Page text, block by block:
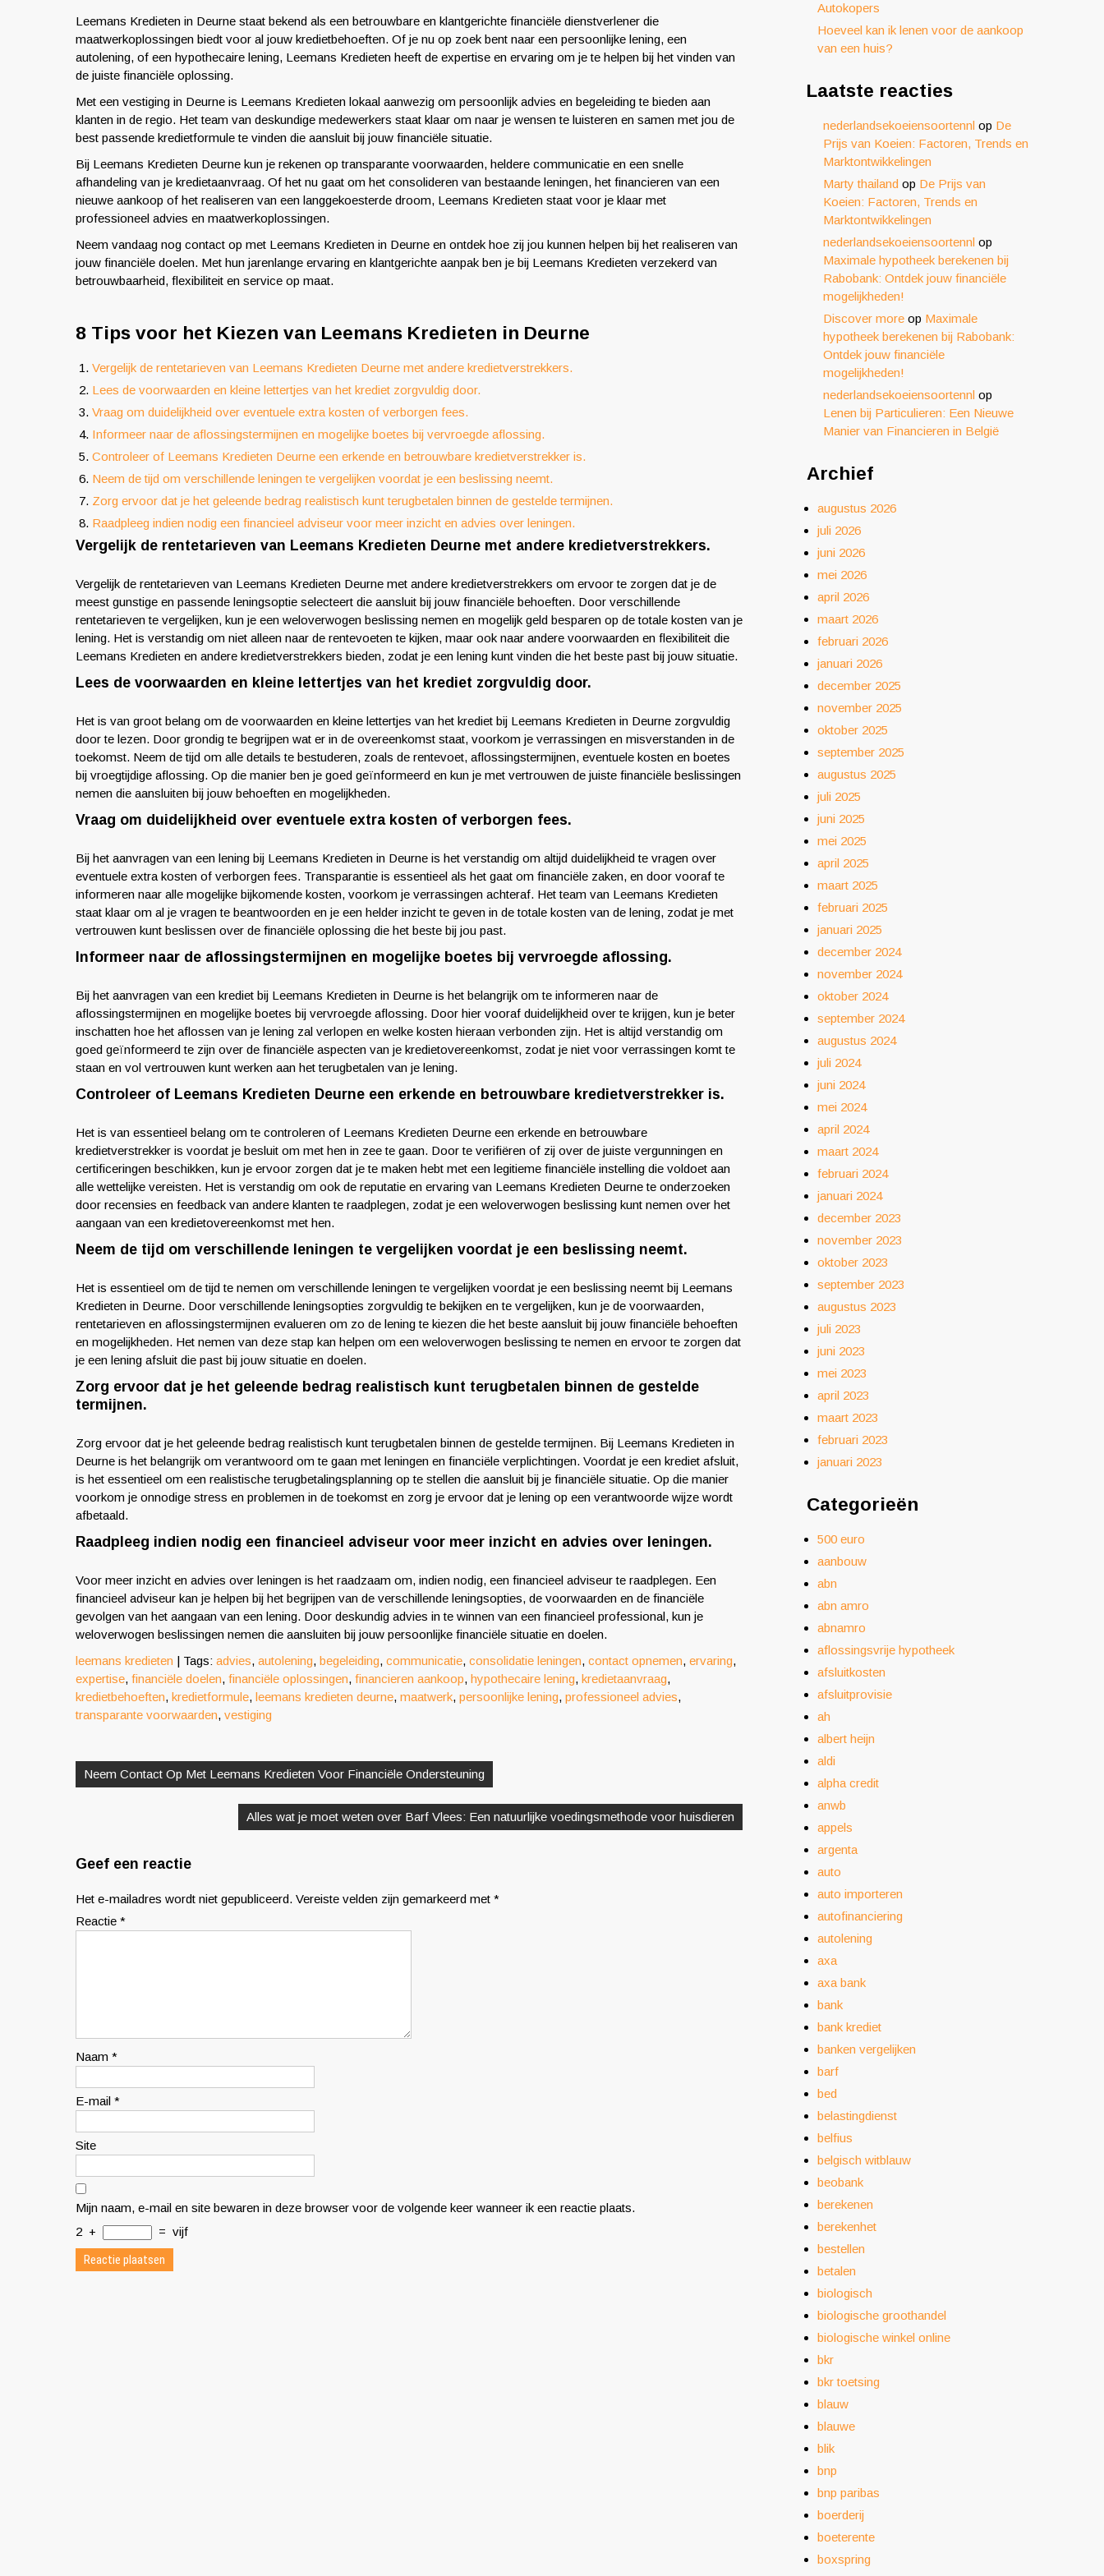
Leemans Kredieten in Deurne staat bekend als een betrouwbare en klantgerichte financiële dienstverlener die
maatwerkoplossingen biedt voor al jouw kredietbehoeften. Of je nu op zoek bent naar een persoonlijke lening, een
autolening, of een hypothecaire lening, Leemans Kredieten heeft de expertise en ervaring om je te helpen bij het vinden van
de juiste financiële oplossing.
Met een vestiging in Deurne is Leemans Kredieten lokaal aanwezig om persoonlijk advies en begeleiding te bieden aan
klanten in de regio. Het team van deskundige medewerkers staat klaar om naar je wensen te luisteren en samen met jou de
best passende kredietformule te vinden die aansluit bij jouw financiële situatie.
Bij Leemans Kredieten Deurne kun je rekenen op transparante voorwaarden, heldere communicatie en een snelle
afhandeling van je kredietaanvraag. Of het nu gaat om het consolideren van bestaande leningen, het financieren van een
nieuwe aankoop of het realiseren van een langgekoesterde droom, Leemans Kredieten staat voor je klaar met
professioneel advies en maatwerkoplossingen.
Neem vandaag nog contact op met Leemans Kredieten in Deurne en ontdek hoe zij jou kunnen helpen bij het realiseren van
jouw financiële doelen. Met hun jarenlange ervaring en klantgerichte aanpak ben je bij Leemans Kredieten verzekerd van
betrouwbaarheid, flexibiliteit en service op maat.
8 Tips voor het Kiezen van Leemans Kredieten in Deurne
Vergelijk de rentetarieven van Leemans Kredieten Deurne met andere kredietverstrekkers.
Lees de voorwaarden en kleine lettertjes van het krediet zorgvuldig door.
Vraag om duidelijkheid over eventuele extra kosten of verborgen fees.
Informeer naar de aflossingstermijnen en mogelijke boetes bij vervroegde aflossing.
Controleer of Leemans Kredieten Deurne een erkende en betrouwbare kredietverstrekker is.
Neem de tijd om verschillende leningen te vergelijken voordat je een beslissing neemt.
Zorg ervoor dat je het geleende bedrag realistisch kunt terugbetalen binnen de gestelde termijnen.
Raadpleeg indien nodig een financieel adviseur voor meer inzicht en advies over leningen.
Vergelijk de rentetarieven van Leemans Kredieten Deurne met andere kredietverstrekkers.
Vergelijk de rentetarieven van Leemans Kredieten Deurne met andere kredietverstrekkers om ervoor te zorgen dat je de
meest gunstige en passende leningsoptie selecteert die aansluit bij jouw financiële behoeften. Door verschillende
rentetarieven te vergelijken, kun je een weloverwogen beslissing nemen en mogelijk geld besparen op de totale kosten van je
lening. Het is verstandig om niet alleen naar de rentevoeten te kijken, maar ook naar andere voorwaarden en flexibiliteit die
Leemans Kredieten en andere kredietverstrekkers bieden, zodat je een lening kunt vinden die het beste past bij jouw situatie.
Lees de voorwaarden en kleine lettertjes van het krediet zorgvuldig door.
Het is van groot belang om de voorwaarden en kleine lettertjes van het krediet bij Leemans Kredieten in Deurne zorgvuldig
door te lezen. Door grondig te begrijpen wat er in de overeenkomst staat, voorkom je verrassingen en misverstanden in de
toekomst. Neem de tijd om alle details te bestuderen, zoals de rentevoet, aflossingstermijnen, eventuele kosten en boetes
bij vroegtijdige aflossing. Op die manier ben je goed geïnformeerd en kun je met vertrouwen de juiste financiële beslissingen
nemen die aansluiten bij jouw behoeften en mogelijkheden.
Vraag om duidelijkheid over eventuele extra kosten of verborgen fees.
Bij het aanvragen van een lening bij Leemans Kredieten in Deurne is het verstandig om altijd duidelijkheid te vragen over
eventuele extra kosten of verborgen fees. Transparantie is essentieel als het gaat om financiële zaken, en door vooraf te
informeren naar alle mogelijke bijkomende kosten, voorkom je verrassingen achteraf. Het team van Leemans Kredieten
staat klaar om al je vragen te beantwoorden en je een helder inzicht te geven in de totale kosten van de lening, zodat je met
vertrouwen kunt beslissen over de financiële oplossing die het beste bij jou past.
Informeer naar de aflossingstermijnen en mogelijke boetes bij vervroegde aflossing.
Bij het aanvragen van een krediet bij Leemans Kredieten in Deurne is het belangrijk om te informeren naar de
aflossingstermijnen en mogelijke boetes bij vervroegde aflossing. Door hier vooraf duidelijkheid over te krijgen, kun je beter
inschatten hoe het aflossen van je lening zal verlopen en welke kosten hieraan verbonden zijn. Het is altijd verstandig om
goed geïnformeerd te zijn over de financiële aspecten van je kredietovereenkomst, zodat je niet voor verrassingen komt te
staan en vol vertrouwen kunt werken aan het terugbetalen van je lening.
Controleer of Leemans Kredieten Deurne een erkende en betrouwbare kredietverstrekker is.
Het is van essentieel belang om te controleren of Leemans Kredieten Deurne een erkende en betrouwbare
kredietverstrekker is voordat je besluit om met hen in zee te gaan. Door te verifiëren of zij over de juiste vergunningen en
certificeringen beschikken, kun je ervoor zorgen dat je te maken hebt met een legitieme financiële instelling die voldoet aan
alle wettelijke vereisten. Het is verstandig om ook de reputatie en ervaring van Leemans Kredieten Deurne te onderzoeken
door recensies en feedback van andere klanten te raadplegen, zodat je een weloverwogen beslissing kunt nemen over het
aangaan van een kredietovereenkomst met hen.
Neem de tijd om verschillende leningen te vergelijken voordat je een beslissing neemt.
Het is essentieel om de tijd te nemen om verschillende leningen te vergelijken voordat je een beslissing neemt bij Leemans
Kredieten in Deurne. Door verschillende leningsopties zorgvuldig te bekijken en te vergelijken, kun je de voorwaarden,
rentetarieven en aflossingstermijnen evalueren om zo de lening te kiezen die het beste aansluit bij jouw financiële behoeften
en mogelijkheden. Het nemen van deze stap kan helpen om een weloverwogen beslissing te nemen en ervoor te zorgen dat
je een lening afsluit die past bij jouw situatie en doelen.
Zorg ervoor dat je het geleende bedrag realistisch kunt terugbetalen binnen de gestelde
termijnen.
Zorg ervoor dat je het geleende bedrag realistisch kunt terugbetalen binnen de gestelde termijnen. Bij Leemans Kredieten in
Deurne is het belangrijk om verantwoord om te gaan met leningen en financiële verplichtingen. Voordat je een krediet afsluit,
is het essentieel om een realistische terugbetalingsplanning op te stellen die aansluit bij je financiële situatie. Op die manier
voorkom je onnodige stress en problemen in de toekomst en zorg je ervoor dat je lening op een verantwoorde wijze wordt
afbetaald.
Raadpleeg indien nodig een financieel adviseur voor meer inzicht en advies over leningen.
Voor meer inzicht en advies over leningen is het raadzaam om, indien nodig, een financieel adviseur te raadplegen. Een
financieel adviseur kan je helpen bij het begrijpen van de verschillende leningsopties, de voorwaarden en de financiële
gevolgen van het aangaan van een lening. Door deskundig advies in te winnen van een financieel professional, kun je
weloverwogen beslissingen nemen die aansluiten bij jouw persoonlijke financiële situatie en doelen.
leemans kredieten | Tags: advies, autolening, begeleiding, communicatie, consolidatie leningen, contact opnemen, ervaring,
expertise, financiële doelen, financiële oplossingen, financieren aankoop, hypothecaire lening, kredietaanvraag,
kredietbehoeften, kredietformule, leemans kredieten deurne, maatwerk, persoonlijke lening, professioneel advies,
transparante voorwaarden, vestiging
Neem Contact Op Met Leemans Kredieten Voor Financiële Ondersteuning
Alles wat je moet weten over Barf Vlees: Een natuurlijke voedingsmethode voor huisdieren
Geef een reactie
Het e-mailadres wordt niet gepubliceerd. Vereiste velden zijn gemarkeerd met *
Reactie *
Naam *
E-mail *
Site
Mijn naam, e-mail en site bewaren in deze browser voor de volgende keer wanneer ik een reactie plaats.
2 + = vijf
Autokopers
Hoeveel kan ik lenen voor de aankoop
van een huis?
Laatste reacties
nederlandsekoeiensoortennl op De
Prijs van Koeien: Factoren, Trends en
Marktontwikkelingen
Marty thailand op De Prijs van
Koeien: Factoren, Trends en
Marktontwikkelingen
nederlandsekoeiensoortennl op
Maximale hypotheek berekenen bij
Rabobank: Ontdek jouw financiële
mogelijkheden!
Discover more op Maximale
hypotheek berekenen bij Rabobank:
Ontdek jouw financiële
mogelijkheden!
nederlandsekoeiensoortennl op
Lenen bij Particulieren: Een Nieuwe
Manier van Financieren in België
Archief
augustus 2026
juli 2026
juni 2026
mei 2026
april 2026
maart 2026
februari 2026
januari 2026
december 2025
november 2025
oktober 2025
september 2025
augustus 2025
juli 2025
juni 2025
mei 2025
april 2025
maart 2025
februari 2025
januari 2025
december 2024
november 2024
oktober 2024
september 2024
augustus 2024
juli 2024
juni 2024
mei 2024
april 2024
maart 2024
februari 2024
januari 2024
december 2023
november 2023
oktober 2023
september 2023
augustus 2023
juli 2023
juni 2023
mei 2023
april 2023
maart 2023
februari 2023
januari 2023
Categorieën
500 euro
aanbouw
abn
abn amro
abnamro
aflossingsvrije hypotheek
afsluitkosten
afsluitprovisie
ah
albert heijn
aldi
alpha credit
anwb
appels
argenta
auto
auto importeren
autofinanciering
autolening
axa
axa bank
bank
bank krediet
banken vergelijken
barf
bed
belastingdienst
belfius
belgisch witblauw
beobank
berekenen
berekenhet
bestellen
betalen
biologisch
biologische groothandel
biologische winkel online
bkr
bkr toetsing
blauw
blauwe
blik
bnp
bnp paribas
boerderij
boeterente
boxspring